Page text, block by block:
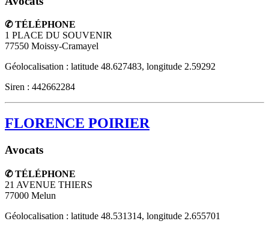
✆ TÉLÉPHONE
1 PLACE DU SOUVENIR
77550 Moissy-Cramayel
Géolocalisation : latitude 48.627483, longitude 2.59292
Siren : 442662284
FLORENCE POIRIER
Avocats
✆ TÉLÉPHONE
21 AVENUE THIERS
77000 Melun
Géolocalisation : latitude 48.531314, longitude 2.655701